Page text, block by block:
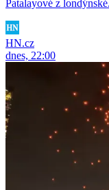
Patalayové z
HN.cz
dnes, 22:00